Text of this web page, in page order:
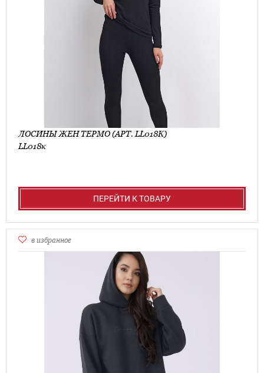
ЛОСИНЫ ЖЕН ТЕРМО (АРТ. LL018К)
LL018к
ПЕРЕЙТИ К ТОВАРУ
в избранное